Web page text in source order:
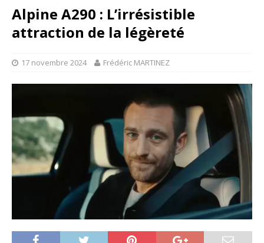
Alpine A290 : L’irrésistible
attraction de la légèreté
17 novembre 2024 Frédéric MARTINEZ